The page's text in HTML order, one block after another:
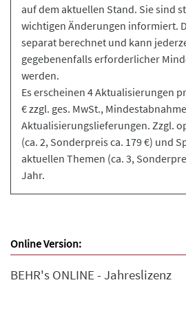
auf dem aktuellen Stand. Sie sind
wichtigen Änderungen informiert.
separat berechnet und kann
gegebenenfalls erforderlicher
werden.
Es erscheinen 4 Aktualisierungen
€ zzgl. ges. MwSt.,
Aktualisierungslieferungen. Zzgl.
(ca. 2, Sonderpreis ca. 179 €) und
aktuellen Themen (ca. 3,
Jahr.
Online Version:
BEHR's ONLINE - Jahreslizenz